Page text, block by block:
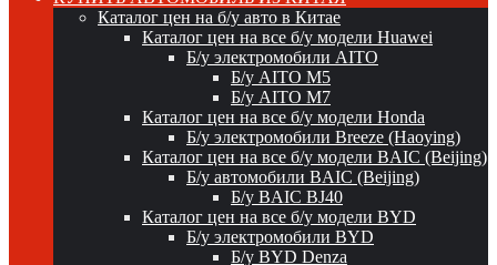
Каталог цен на б/у авто в Китае
Каталог цен на все б/у модели Huawei
Б/у электромобили AITO
Б/у AITO M5
Б/у AITO M7
Каталог цен на все б/у модели Honda
Б/у электромобили Breeze (Haoying)
Каталог цен на все б/у модели BAIC (Beijing)
Б/у автомобили BAIC (Beijing)
Б/у BAIC BJ40
Каталог цен на все б/у модели BYD
Б/у электромобили BYD
Б/у BYD Denza